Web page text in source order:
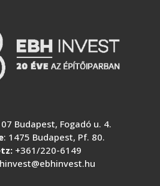
Budapest, Fogadó u. 4.
: 1475 Budapest, Pf. 80.
+361/220-6149